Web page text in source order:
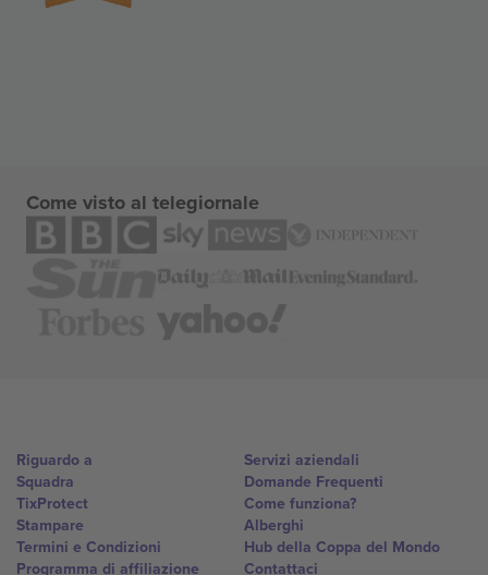
Come visto al telegiornale
Riguardo a
Squadra
TixProtect
Stampare
Termini e Condizioni
Programma di affiliazione
Servizi aziendali
Domande Frequenti
Come funziona?
Alberghi
Hub della Coppa del Mondo
Contattaci